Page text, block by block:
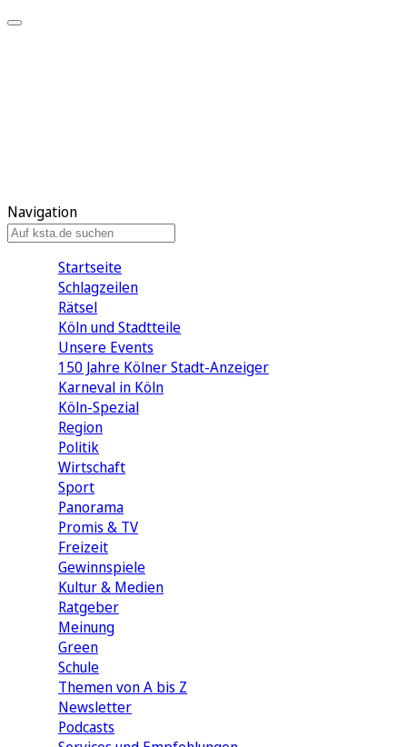
Navigation
Startseite
Schlagzeilen
Rätsel
Köln und Stadtteile
Unsere Events
150 Jahre Kölner Stadt-Anzeiger
Karneval in Köln
Köln-Spezial
Region
Politik
Wirtschaft
Sport
Panorama
Promis & TV
Freizeit
Gewinnspiele
Kultur & Medien
Ratgeber
Meinung
Green
Schule
Themen von A bis Z
Newsletter
Podcasts